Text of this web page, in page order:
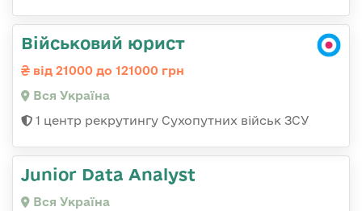
Військовий юрист
від 21000 до 121000 грн
Вся Україна
1 центр рекрутингу Сухопутних військ ЗСУ
Junior Data Analyst
Вся Україна